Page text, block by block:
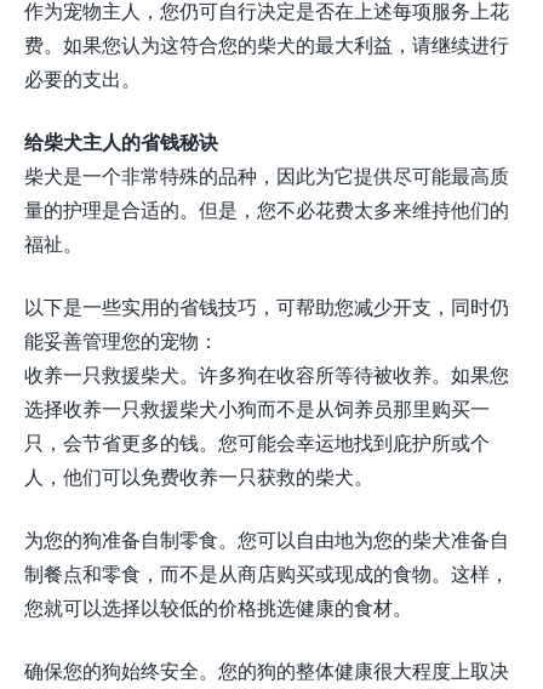
作为宠物主人，您仍可自行决定是否在上述每项服务上花
费。如果您认为这符合您的柴犬的最大利益，请继续进行
必要的支出。
给柴犬主人的省钱秘诀
柴犬是一个非常特殊的品种，因此为它提供尽可能最高质
量的护理是合适的。但是，您不必花费太多来维持他们的
福祉。
以下是一些实用的省钱技巧，可帮助您减少开支，同时仍
能妥善管理您的宠物：
收养一只救援柴犬。许多狗在收容所等待被收养。如果您
选择收养一只救援柴犬小狗而不是从饲养员那里购买一
只，会节省更多的钱。您可能会幸运地找到庇护所或个
人，他们可以免费收养一只获救的柴犬。
为您的狗准备自制零食。您可以自由地为您的柴犬准备自
制餐点和零食，而不是从商店购买或现成的食物。这样，
您就可以选择以较低的价格挑选健康的食材。
确保您的狗始终安全。您的狗的整体健康很大程度上取决